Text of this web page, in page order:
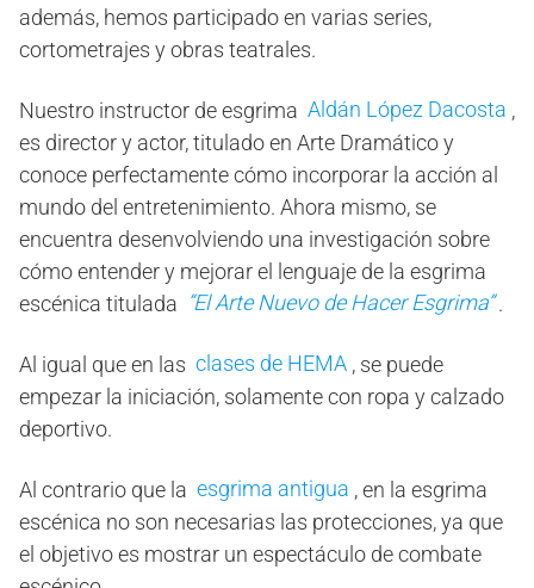
además, hemos participado en varias series,
cortometrajes y obras teatrales.
Nuestro instructor de esgrima Aldán López Dacosta ,
es director y actor, titulado en Arte Dramático y
conoce perfectamente cómo incorporar la acción al
mundo del entretenimiento. Ahora mismo, se
encuentra desenvolviendo una investigación sobre
cómo entender y mejorar el lenguaje de la esgrima
escénica titulada “El Arte Nuevo de Hacer Esgrima” .
Al igual que en las clases de HEMA , se puede
empezar la iniciación, solamente con ropa y calzado
deportivo.
Al contrario que la esgrima antigua , en la esgrima
escénica no son necesarias las protecciones, ya que
el objetivo es mostrar un espectáculo de combate